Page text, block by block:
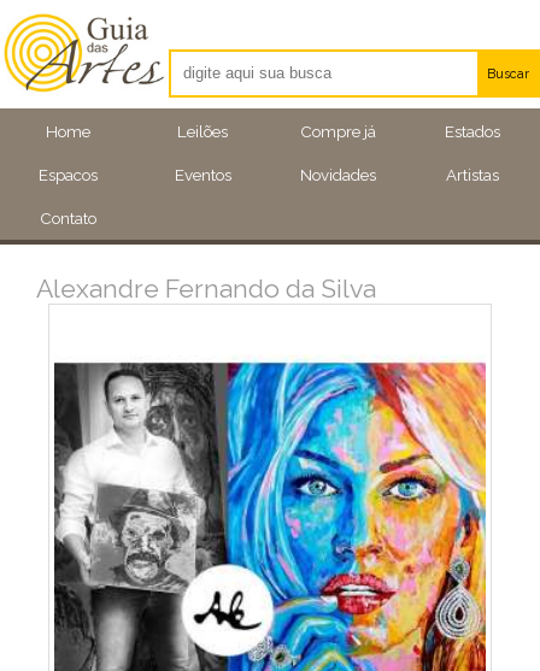
Home Leilões Compre já Estados
Espacos Eventos Novidades Artistas
Contato
Buscar
Artistas
Eventos
Alexandre Fernando da Silva